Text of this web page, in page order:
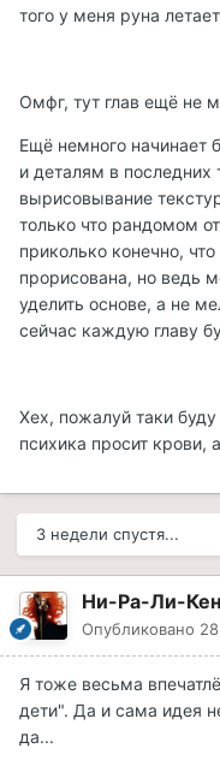
того у меня руна
Омфг, тут глав ещё не
Ещё немного начинает
и деталям в
вырисовывание
только что рандомом
приколько конечно,
прорисована, но ведь
уделить основе, а не
сейчас каждую главу
Хех, пожалуй таки
психика просит крови,
3 недели спустя...
Ни-Ра-Ли-Кен
Опубликовано
Я тоже весьма
дети". Да и сама идея
да...